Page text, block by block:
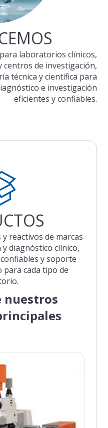
laboratorios clínicos,
centros de investigación,
técnica y científica para
e investigación
eficientes y confiables.
reactivos de marcas
diagnóstico clínico,
y soporte
para cada tipo de
nuestros